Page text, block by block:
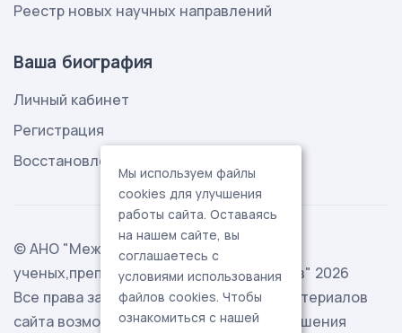
Реестр новых научных направлений
Ваша биография
Личный кабинет
Регистрация
Восстановление пароля
© АНО "Международная ассоциация
ученых,преподавателей и специалистов" 2026
Все права защищены. Использование материалов
сайта возможно исключительно с разрешения
Мы используем файлы
cookies для улучшения
работы сайта. Оставаясь
на нашем сайте, вы
соглашаетесь с
условиями использования
файлов cookies. Чтобы
ознакомиться с нашей